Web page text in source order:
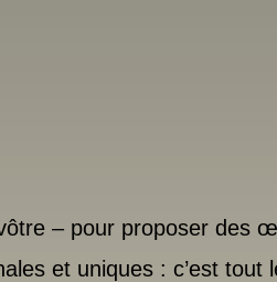
– pour proposer des
et uniques : c’est tout